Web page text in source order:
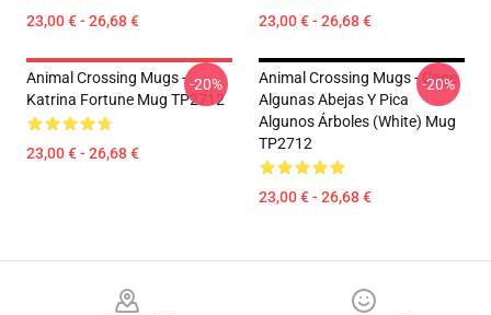
23,00 € - 26,68 € 23,00 € - 26,68 €
Animal Crossing Mugs -
Katrina Fortune Mug TP2712
23,00 € - 26,68 €
-20%
Animal Crossing Mugs - Coge
Algunas Abejas Y Pica
Algunos Árboles (White) Mug
TP2712
23,00 € - 26,68 €
-20%